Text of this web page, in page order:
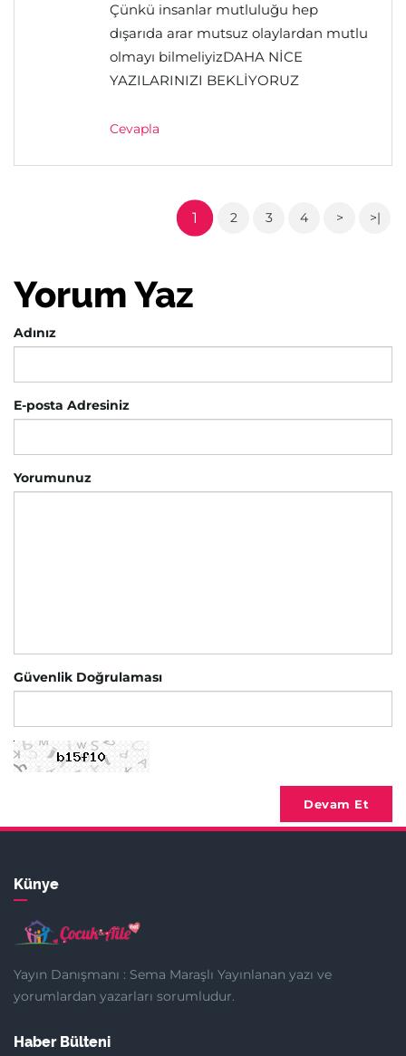
Çünkü insanlar mutluluğu hep
dışarıda arar mutsuz olaylardan mutlu
olmayı bilmeliyizDAHA NİCE
YAZILARINIZI BEKLİYORUZ
Cevapla
1 2 3 4 > >|
Yorum Yaz
Adınız
E-posta Adresiniz
Yorumunuz
Güvenlik Doğrulaması
Devam Et
Künye
Yayın Danışmanı : Sema Maraşlı Yayınlanan yazı ve
yorumlardan yazarları sorumludur.
Haber Bülteni